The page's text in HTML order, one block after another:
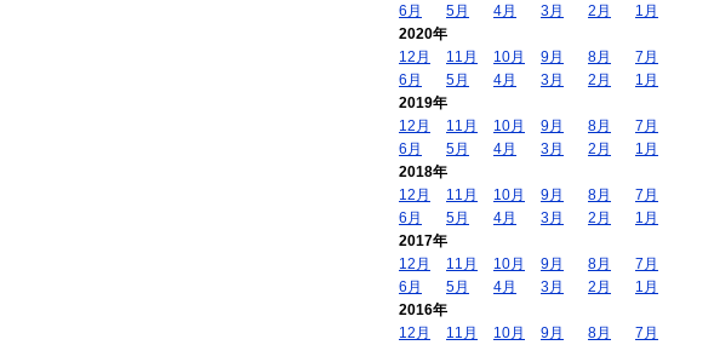
6月
5月 4月 3月 2月
1月
2020年
12月
11月 10月 9月 8月
7月
6月
5月 4月 3月 2月
1月
2019年
12月
11月 10月 9月 8月
7月
6月
5月 4月 3月 2月
1月
2018年
12月
11月 10月 9月 8月
7月
6月
5月 4月 3月 2月
1月
2017年
12月
11月 10月 9月 8月
7月
6月
5月 4月 3月 2月
1月
2016年
12月
11月 10月 9月 8月
7月